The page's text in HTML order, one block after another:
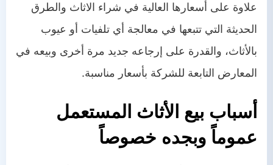
علاوة على أسعارها العالية في شراء الاثاث والطرق
الحديثة التي تتبعها في معالجة أي تلفيات أو عيوب
بالأثاث، والقدرة على إرجاعه جديد مرة أخرى وبيعه في
المعارض التابعة للشركة بأسعار مناسبة.
أسباب بيع الأثاث المستعمل
عموماً وبجده خصوصاً